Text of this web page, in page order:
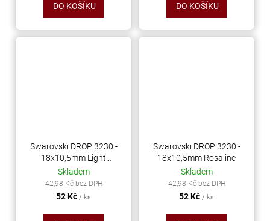
DO KOŠÍKU DO KOŠÍKU
Swarovski DROP 3230 -
18x10,5mm Light
Turquoise
Skladem
42,98 Kč bez DPH
52 Kč / ks
Swarovski DROP 3230 -
18x10,5mm Rosaline
Skladem
42,98 Kč bez DPH
52 Kč / ks